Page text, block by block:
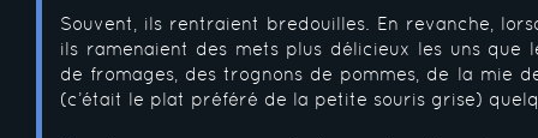
Souvent, ils rentraient bredouilles. En revanche,
ils ramenaient des mets plus délicieux les uns que
de fromages, des trognons de pommes, de la mie
(c’était le plat préféré de la petite souris grise)